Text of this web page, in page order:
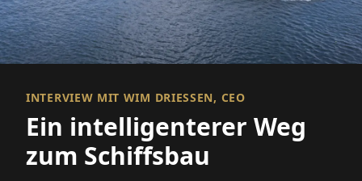
INTERVIEW MIT WIM DRIESSEN, CEO
Ein intelligenterer Weg
zum Schiffsbau